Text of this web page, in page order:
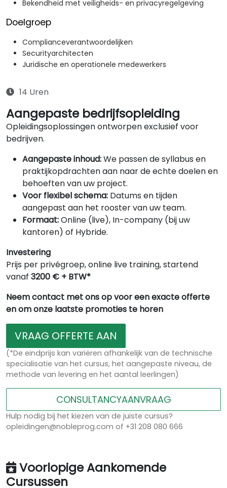
Bekendheid met veiligheids- en privacyregelgeving
Doelgroep
Complianceverantwoordelijken
Securityarchitecten
Juridische en operationele medewerkers
14 Uren
Aangepaste bedrijfsopleiding
Opleidingsoplossingen ontworpen exclusief voor
bedrijven.
Aangepaste inhoud:We passen de syllabus en
praktijkopdrachten aan naar de echte doelen en
behoeften van uw project.
Voor flexibel schema: Datums en tijden
aangepast aan het rooster van uw team.
Formaat:Online (live), In-company (bij uw
kantoren) of Hybride.
Investering
Prijs per privégroep, online live training, startend
vanaf 3200 € + BTW*
Neem contact met ons op voor een exacte offerte
en om onze laatste promoties te horen
VRAAG OFFERTE AAN
(*De eindprijs kan variëren afhankelijk van de technische
specialisatie van het cursus, het aangepaste niveau, de
methode van levering en het aantal leerlingen)
CONSULTANCYAANVRAAG
Hulp nodig bij het kiezen van de juiste cursus?
opleidingen@nobleprog.com of +31 208 080 666
Voorlopige Aankomende
Cursussen